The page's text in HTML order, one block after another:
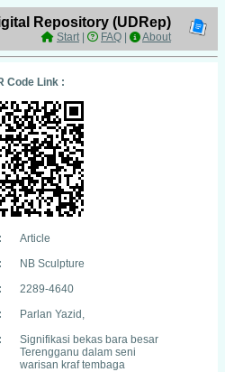
Repository (UDRep)
Start| FAQ About
Code Link :
Article
NB Sculpture
2289-4640
Parlan Yazid,
Signifikasi bekas bara besar
Terengganu dalam seni
warisan kraf tembaga